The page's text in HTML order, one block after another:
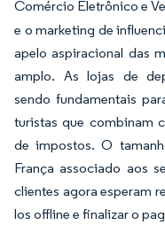
Comércio Eletrônico e
e o marketing de
apelo aspiracional das
amplo. As lojas de
sendo fundamentais
turistas que combinam
de impostos. O
França associado aos
clientes agora esperam
los offline e finalizar o